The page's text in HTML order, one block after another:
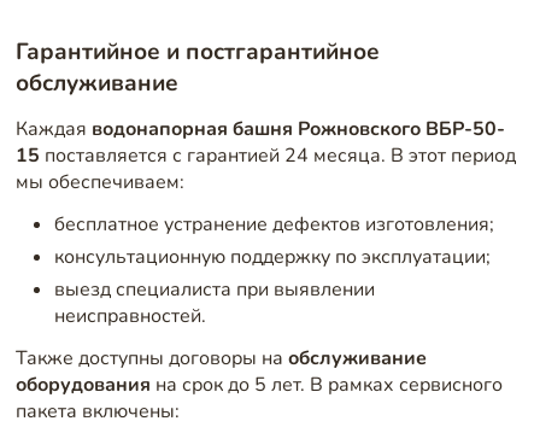
Гарантийное и постгарантийное
обслуживание
Каждая водонапорная башня Рожновского ВБР-50-
15 поставляется с гарантией 24 месяца. В этот период
мы обеспечиваем:
бесплатное устранение дефектов изготовления;
консультационную поддержку по эксплуатации;
выезд специалиста при выявлении
неисправностей.
Также доступны договоры на обслуживание
оборудования на срок до 5 лет. В рамках сервисного
пакета включены: